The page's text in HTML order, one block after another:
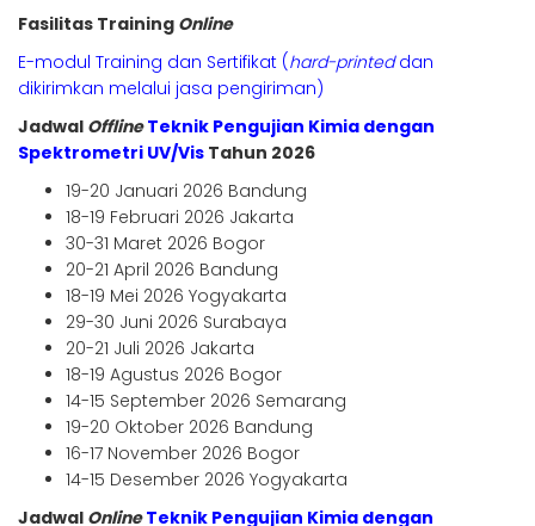
Fasilitas Training Online
E-modul Training dan Sertifikat (hard-printeddan
dikirimkan melalui jasa pengiriman)
Jadwal OfflineTeknik Pengujian Kimia dengan
Spektrometri UV/Vis Tahun 2026
19-20 Januari 2026 Bandung
18-19 Februari 2026 Jakarta
30-31 Maret 2026 Bogor
20-21 April 2026 Bandung
18-19 Mei 2026 Yogyakarta
29-30 Juni 2026 Surabaya
20-21 Juli 2026 Jakarta
18-19 Agustus 2026 Bogor
14-15 September 2026 Semarang
19-20 Oktober 2026 Bandung
16-17 November 2026 Bogor
14-15 Desember 2026 Yogyakarta
Jadwal OnlineTeknik Pengujian Kimia dengan